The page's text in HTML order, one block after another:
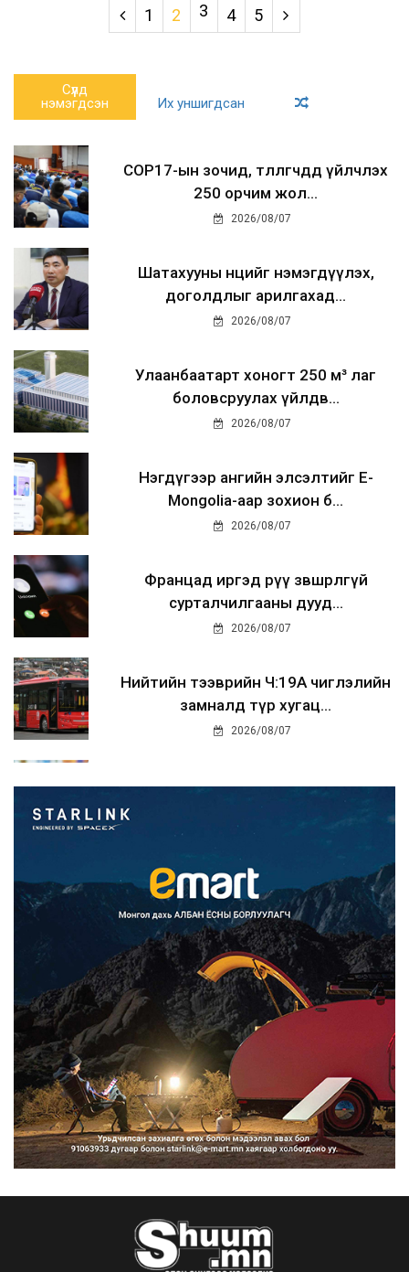
1 2 3 4 5
Сүүлд
нэмэгдсэн
Их уншигдсан
COP17-ын зочид, төлөөлөгчдөд үйлчлэх
250 орчим жол...
2026/08/07
Шатахууны нөөцийг нэмэгдүүлэх,
доголдлыг арилгахад...
2026/08/07
Улаанбаатарт хоногт 250 м³ лаг
боловсруулах үйлдв...
2026/08/07
Нэгдүгээр ангийн элсэлтийг E-
Mongolia-аар зохион б...
2026/08/07
Францад иргэд рүү зөвшөөрөлгүй
сурталчилгааны дууд...
2026/08/07
Нийтийн тээврийн Ч:19А чиглэлийн
замналд түр хугац...
2026/08/07
Автомашины улсын дугаар сондгой
2026/08/07
Улаанбаатарт өдөртөө 30 хэм дулаан
2026/08/07
Улсын чанартай хатуу хучилттай
авто замын талаас и...
2026/08/06
Засгийн газар энэ оныг дуустал
санхүүгийн хэмнэлти...
2026/08/06
Шатахууны импортын гаалийн албан
2026/08/06